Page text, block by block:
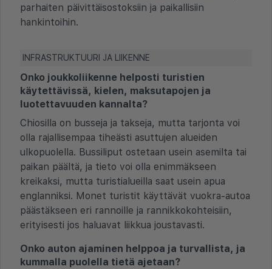
parhaiten päivittäisostoksiin ja paikallisiin
hankintoihin.
INFRASTRUKTUURI JA LIIKENNE
Onko joukkoliikenne helposti turistien
käytettävissä, kielen, maksutapojen ja
luotettavuuden kannalta?
Chiosilla on busseja ja takseja, mutta tarjonta voi
olla rajallisempaa tiheästi asuttujen alueiden
ulkopuolella. Bussiliput ostetaan usein asemilta tai
paikan päältä, ja tieto voi olla enimmäkseen
kreikaksi, mutta turistialueilla saat usein apua
englanniksi. Monet turistit käyttävät vuokra-autoa
päästäkseen eri rannoille ja rannikkokohteisiin,
erityisesti jos haluavat liikkua joustavasti.
Onko auton ajaminen helppoa ja turvallista, ja
kummalla puolella tietä ajetaan?